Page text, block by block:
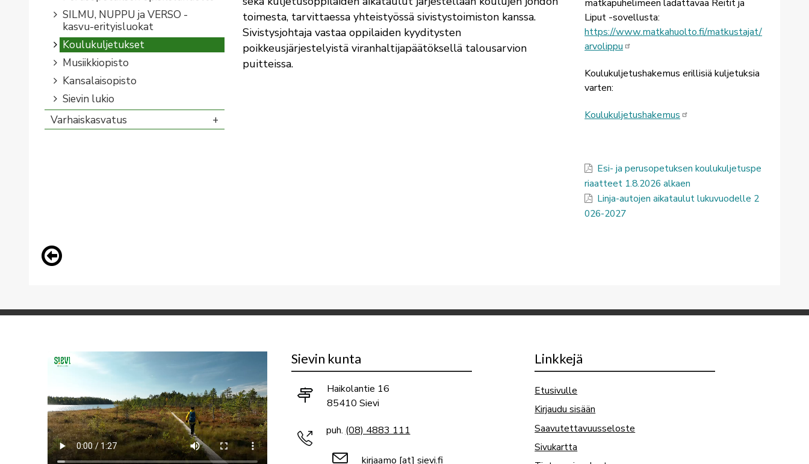
SILMU, NUPPU ja VERSO -
kasvu-erityisluokat
Koulukuljetukset
Musiikkiopisto
Kansalaisopisto
Sievin lukio
Varhaiskasvatus
toimesta, tarvittaessa yhteistyössä sivistystoimiston kanssa.
Sivistysjohtaja vastaa oppilaiden kyyditysten
poikkeusjärjestelyistä viranhaltijapäätöksellä talousarvion
puitteissa.
matkapuhelimeen ladattavaa Reitit ja
Liput -sovellusta:
https://www.matkahuolto.fi/matkustajat/
arvolippu
Koulukuljetushakemus erillisiä kuljetuksia
varten:
Koulukuljetushakemus
Esi- ja perusopetuksen koulukuljetuspe
riaatteet 1.8.2026 alkaen
Linja-autojen aikataulut lukuvuodelle 2
026-2027
Sievin kunta
Haikolantie 16
85410 Sievi
puh. (08) 4883 111
kirjaamo [at] sievi.fi
Linkkejä
Etusivulle
Kirjaudu sisään
Saavutettavuusseloste
Sivukartta